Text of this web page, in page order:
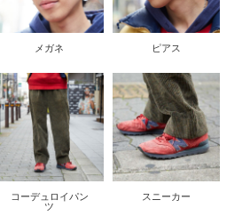
メガネ ピアス
コーデュロイパン
ツ
スニーカー